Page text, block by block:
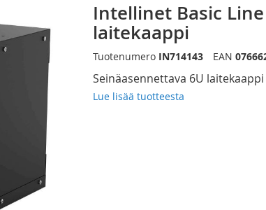
Intellinet Basic
laitekaappi
Seinäasennettava 6U
Lue lisää tuotteesta
Tuotenumero IN714143 EAN